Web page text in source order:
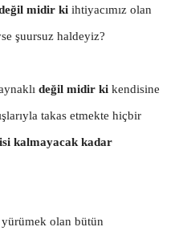
midir ki ihtiyacımız olan
şuursuz haldeyiz?
değil midir ki kendisine
takas etmekte hiçbir
kalmayacak kadar
olan bütün